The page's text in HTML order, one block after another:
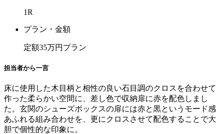
1R
プラン・金額
定額35万円プラン
担当者から一言
床に使用した木目柄と相性の良い石目調のクロスを合わせて
作った柔らかい空間に、差し色で収納扉に赤を配色しまし
た。玄関のシューズボックスの扉には赤と黒というモード感
あふれる組み合わせを、更にクロスさせて配色することで大
胆で個性的な印象に。